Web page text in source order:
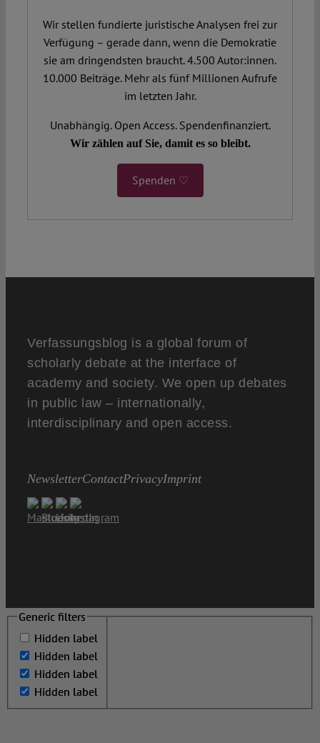
Wir stellen fundierte juristische Analysen frei zur
Verfügung – gerade dann, wenn die Demokratie
sie am dringendsten braucht. 4.500 Autor:innen.
10.000 Beiträge. Mehr als fünf Millionen Aufrufe
im letzten Jahr.
Unabhängig. Open Access. Spendenfinanziert.
Wir zählen auf Sie, damit es so bleibt.
Spenden ♡
Verfassungsblog is a global forum of
scholarly debate at the interface of
academy and society. We open up debates
in public law – internationally,
interdisciplinary and open access.
NewsletterContactPrivacyImprint
Generic filters
Hidden label
Hidden label
Hidden label
Hidden label
Generic filters
Hidden label
Hidden label
Hidden label
Hidden label